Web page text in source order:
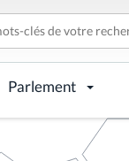
Parlement